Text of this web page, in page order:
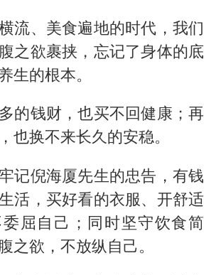
流、美食遍地的时代，我们
之欲裹挟，忘记了身体的底
生的根本。
的钱财，也买不回健康；再
也换不来长久的安稳。
记倪海厦先生的忠告，有钱
活，买好看的衣服、开舒适
屈自己；同时坚守饮食简
之欲，不放纵自己。